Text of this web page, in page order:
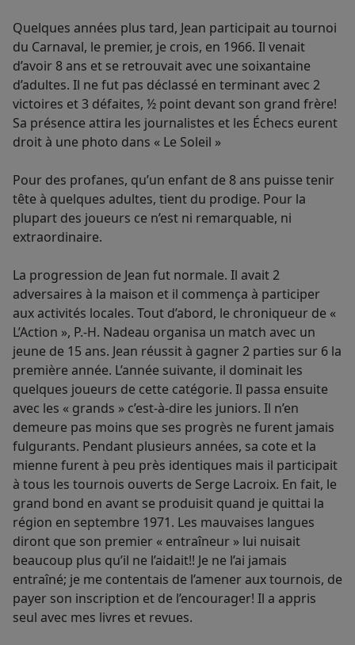
Quelques années plus tard, Jean participait au tournoi
du Carnaval, le premier, je crois, en 1966. Il venait
d’avoir 8 ans et se retrouvait avec une soixantaine
d’adultes. Il ne fut pas déclassé en terminant avec 2
victoires et 3 défaites, ½ point devant son grand frère!
Sa présence attira les journalistes et les Échecs eurent
droit à une photo dans « Le Soleil »
Pour des profanes, qu’un enfant de 8 ans puisse tenir
tête à quelques adultes, tient du prodige. Pour la
plupart des joueurs ce n’est ni remarquable, ni
extraordinaire.
La progression de Jean fut normale. Il avait 2
adversaires à la maison et il commença à participer
aux activités locales. Tout d’abord, le chroniqueur de «
L’Action », P.-H. Nadeau organisa un match avec un
jeune de 15 ans. Jean réussit à gagner 2 parties sur 6 la
première année. L’année suivante, il dominait les
quelques joueurs de cette catégorie. Il passa ensuite
avec les « grands » c’est-à-dire les juniors. Il n’en
demeure pas moins que ses progrès ne furent jamais
fulgurants. Pendant plusieurs années, sa cote et la
mienne furent à peu près identiques mais il participait
à tous les tournois ouverts de Serge Lacroix. En fait, le
grand bond en avant se produisit quand je quittai la
région en septembre 1971. Les mauvaises langues
diront que son premier « entraîneur » lui nuisait
beaucoup plus qu’il ne l’aidait!! Je ne l’ai jamais
entraîné; je me contentais de l’amener aux tournois, de
payer son inscription et de l’encourager! Il a appris
seul avec mes livres et revues.